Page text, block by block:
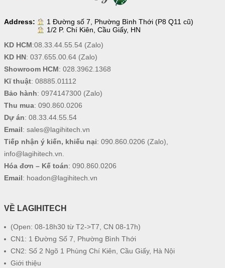
Address:
1 Đường số 7, Phường Bình Thới (P8 Q11 cũ)
1/2 P. Chí Kiên, Cầu Giấy, HN
KD HCM:08.33.44.55.54(Zalo)
KD HN: 037.655.00.64(Zalo)
Showroom HCM: 028.3962.1368
Kĩ thuật: 08885.01112
Bảo hành: 0974147300(Zalo)
Thu mua: 090.860.0206
Dự án: 08.33.44.55.54
Email: sales@lagihitech.vn
Tiếp nhận ý kiến, khiếu nại: 090.860.0206 (Zalo),
info@lagihitech.vn.
Hóa đơn – Kế toán: 090.860.0206
Email: hoadon@lagihitech.vn
VỀ LAGIHITECH
(Open: 08-18h30 từ T2->T7, CN 08-17h)
CN1: 1 Đường Số 7, Phường Bình Thới
CN2: Số 2 Ngõ 1 Phùng Chí Kiên, Cầu Giấy, Hà Nội
Giới thiệu